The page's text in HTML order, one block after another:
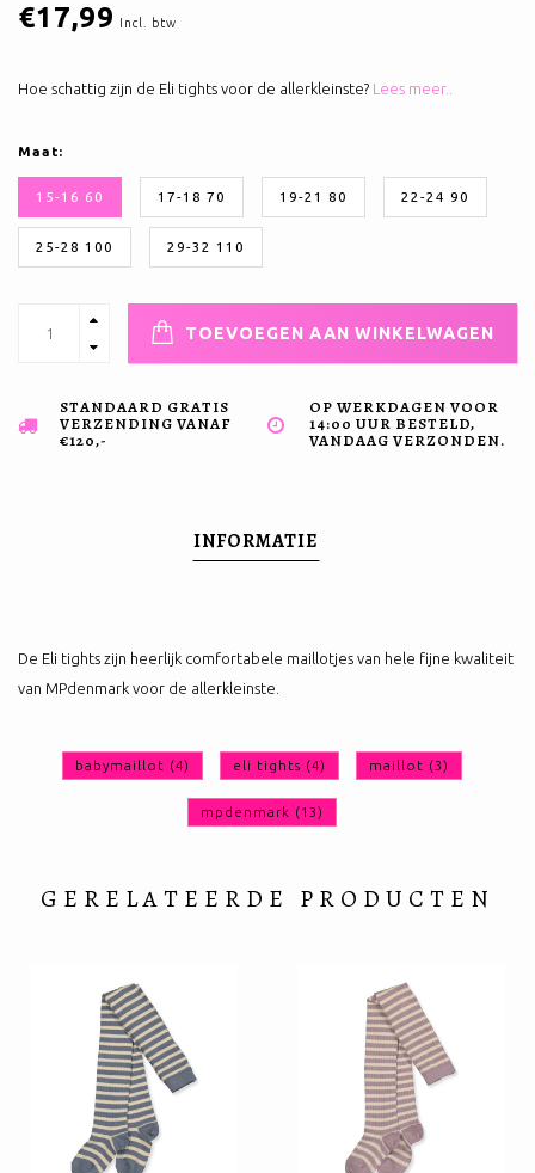
€17,99 Incl. btw
Hoe schattig zijn de Eli tights voor de allerkleinste? Lees meer..
Maat:
15-16 60 17-18 70 19-21 80 22-24 90
25-28 100 29-32 110
TOEVOEGEN AAN WINKELWAGEN
STANDAARD GRATIS
VERZENDING VANAF
€120,-
OP WERKDAGEN VOOR
14:00 UUR BESTELD,
VANDAAG VERZONDEN.
INFORMATIE
De Eli tights zijn heerlijk comfortabele maillotjes van hele fijne kwaliteit
van MPdenmark voor de allerkleinste.
babymaillot (4) eli tights (4) maillot (3)
mpdenmark (13)
GERELATEERDE PRODUCTEN